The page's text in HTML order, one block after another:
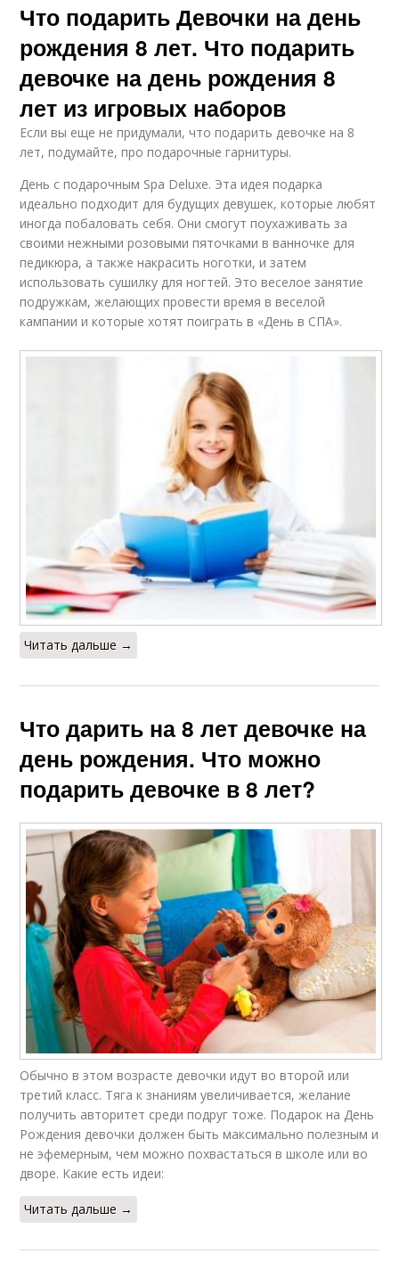
Что подарить Девочки на день
рождения 8 лет. Что подарить
девочке на день рождения 8
лет из игровых наборов
Если вы еще не придумали, что подарить девочке на 8
лет, подумайте, про подарочные гарнитуры.
День с подарочным Spa Deluxe. Эта идея подарка
идеально подходит для будущих девушек, которые любят
иногда побаловать себя. Они смогут поухаживать за
своими нежными розовыми пяточками в ванночке для
педикюра, а также накрасить ноготки, и затем
использовать сушилку для ногтей. Это веселое занятие
подружкам, желающих провести время в веселой
кампании и которые хотят поиграть в «День в СПА».
Читать дальше →
Что дарить на 8 лет девочке на
день рождения. Что можно
подарить девочке в 8 лет?
Обычно в этом возрасте девочки идут во второй или
третий класс. Тяга к знаниям увеличивается, желание
получить авторитет среди подруг тоже. Подарок на День
Рождения девочки должен быть максимально полезным и
не эфемерным, чем можно похвастаться в школе или во
дворе. Какие есть идеи:
Читать дальше →